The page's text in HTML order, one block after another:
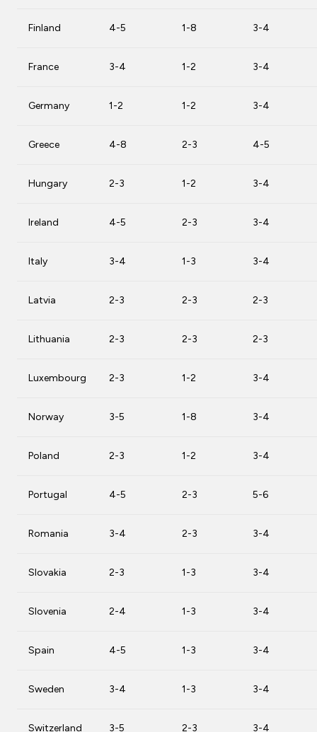
Finland 4-5 1-8 3-4
France 3-4 1-2 3-4
Germany 1-2 1-2 3-4
Greece 4-8 2-3 4-5
Hungary 2-3 1-2 3-4
Ireland 4-5 2-3 3-4
Italy 3-4 1-3 3-4
Latvia 2-3 2-3 2-3
Lithuania 2-3 2-3 2-3
Luxembourg 2-3 1-2 3-4
Norway 3-5 1-8 3-4
Poland 2-3 1-2 3-4
Portugal 4-5 2-3 5-6
Romania 3-4 2-3 3-4
Slovakia 2-3 1-3 3-4
Slovenia 2-4 1-3 3-4
Spain 4-5 1-3 3-4
Sweden 3-4 1-3 3-4
Switzerland 3-5 2-3 3-4